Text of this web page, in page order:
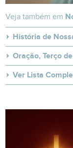
Veja também em
História de
Oração, Terço
Ver Lista